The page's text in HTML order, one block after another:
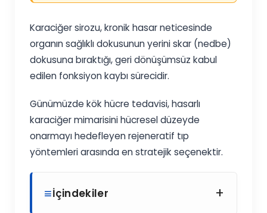
Karaciğer sirozu, kronik hasar neticesinde
organın sağlıklı dokusunun yerini skar (nedbe)
dokusuna bıraktığı, geri dönüşümsüz kabul
edilen fonksiyon kaybı sürecidir.
Günümüzde kök hücre tedavisi, hasarlı
karaciğer mimarisini hücresel düzeyde
onarmayı hedefleyen rejeneratif tıp
yöntemleri arasında en stratejik seçenektir.
İçindekiler +